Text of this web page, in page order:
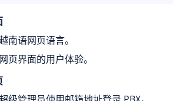
南语网页语言。
页界面的用户体验。